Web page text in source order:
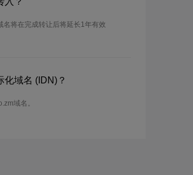
将在完成转让后将延长1年有效
化域名 (IDN)？
域名。